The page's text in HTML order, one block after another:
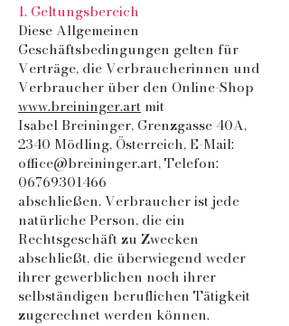
1. Geltungsbereich
Diese Allgemeinen
Geschäftsbedingungen gelten für
Verträge, die Verbraucherinnen und
Verbraucher über den Online-Shop
www.breininger.art mit
Isabel Breininger, Grenzgasse 40A,
2340 Mödling, Österreich, E-Mail:
office@breininger.art, Telefon:
06769301466
abschließen. Verbraucher ist jede
natürliche Person, die ein
Rechtsgeschäft zu Zwecken
abschließt, die überwiegend weder
ihrer gewerblichen noch ihrer
selbständigen beruflichen Tätigkeit
zugerechnet werden können.